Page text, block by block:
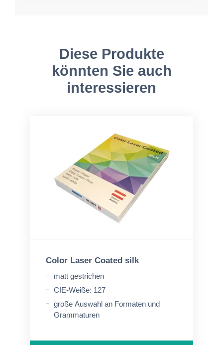
Diese Produkte
könnten Sie auch
interessieren
Color Laser Coated silk
matt gestrichen
CIE-Weiße: 127
große Auswahl an Formaten und
Grammaturen